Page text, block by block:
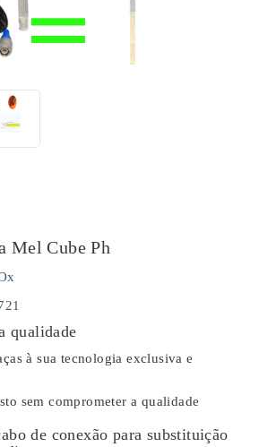
Mel Cube Ph
qualidade
à sua tecnologia exclusiva e
sem comprometer a qualidade
de conexão para substituição